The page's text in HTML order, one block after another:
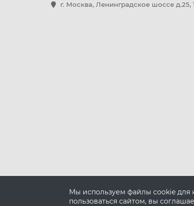
Мы используем файлы cookie для
пользоваться сайтом, вы
г. Москва, Ленинградское шоссе д.25,